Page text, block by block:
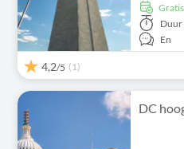
Duur
En
4,2/5 (1)
DC